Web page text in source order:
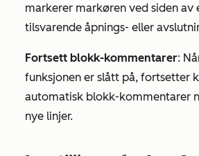
markerer markøren ved siden av
tilsvarende åpnings- eller
Fortsett blokk-kommentarer:
funksjonen er slått på, fortsetter
automatisk blokk-kommentarer
nye linjer.